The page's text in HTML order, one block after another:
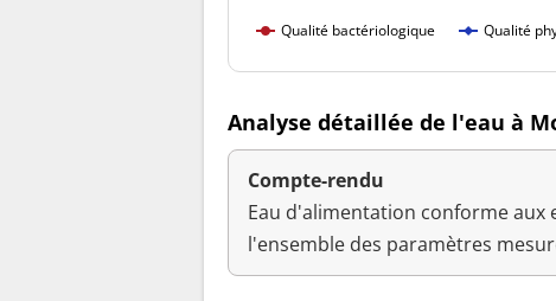
Qualité bactériologique Qualité
Analyse détaillée de l'eau à
Compte-rendu
Eau d'alimentation conforme aux
l'ensemble des paramètres